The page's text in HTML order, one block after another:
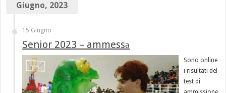
Giugno, 2023
15 Giugno
Senior 2023 – ammessə
Sono online
i risultati del
test di